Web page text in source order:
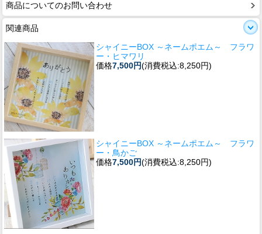
商品についてのお問い合わせ
関連商品
シャイニーBOX ～ネームポエム～ フラワ
ー・ヒマワリ
価格7,500円(消費税込:8,250円)
シャイニーBOX ～ネームポエム～ フラワ
ー・鳥かご
価格7,500円(消費税込:8,250円)